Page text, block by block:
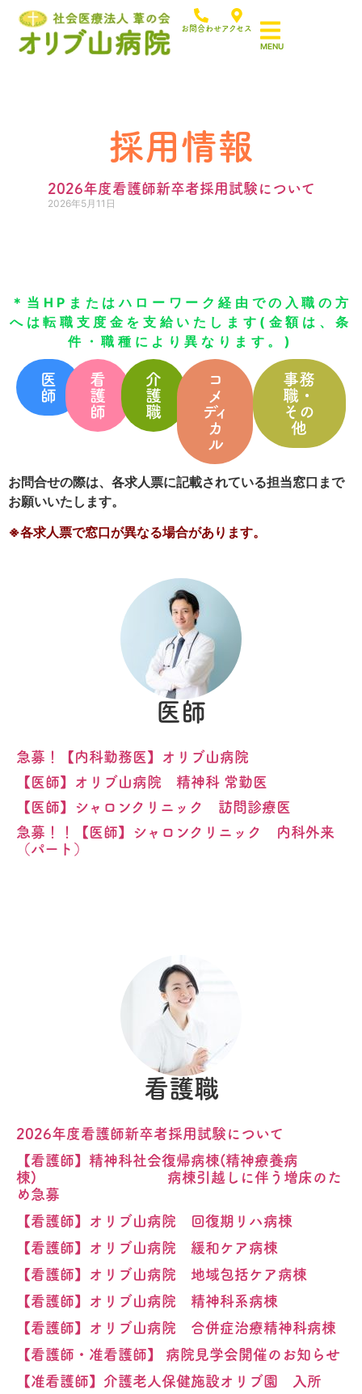
お問合わせアクセス
採用情報
2026年度看護師新卒者採用試験について
2026年5月11日
＊当HPまたはハローワーク経由での入職の方
へは転職支度金を支給いたします(金額は、条
件・職種により異なります。)
医
師
看
護
師
介
護
職
コ
メ
ディ
カ
ル
事務
職・
その
他
お問合せの際は、各求人票に記載されている担当窓口まで
お願いいたします。
※各求人票で窓口が異なる場合があります。
医師
急募！【内科勤務医】オリブ山病院
【医師】オリブ山病院 精神科 常勤医
【医師】シャロンクリニック 訪問診療医
急募！！【医師】シャロンクリニック 内科外来
（パート）
看護職
2026年度看護師新卒者採用試験について
【看護師】精神科社会復帰病棟(精神療養病
棟) 病棟引越しに伴う増床のた
め急募
【看護師】オリブ山病院 回復期リハ病棟
【看護師】オリブ山病院 緩和ケア病棟
【看護師】オリブ山病院 地域包括ケア病棟
【看護師】オリブ山病院 精神科系病棟
【看護師】オリブ山病院 合併症治療精神科病棟
【看護師・准看護師】 病院見学会開催のお知らせ
【准看護師】介護老人保健施設オリブ園 入所